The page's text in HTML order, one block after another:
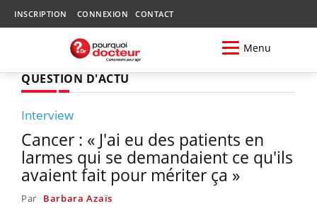
INSCRIPTION CONNEXION CONTACT
Menu
QUESTION D'ACTU
Interview
Cancer : « J'ai eu des patients en
larmes qui se demandaient ce qu'ils
avaient fait pour mériter ça »
Par Barbara Azaïs